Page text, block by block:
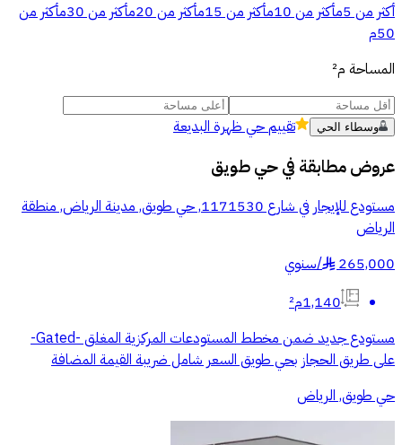
أكثر من 5م
أكثر من 10م أكثر من 15م أكثر من 20م أكثر من 30م
أكثر من
50م
المساحة م²
وسطاء الحي تقييمحي ظهرة البديعة
عروض مطابقة فيحي طويق
مستودع للإيجار في شارع 1171530, حي طويق, مدينة الرياض, منطقة
الرياض
265,000
§
/سنوي
1,140م²
مستودع جديد ضمن مخطط المستودعات المركزية المغلق -Gated-
على طريق الحجاز بحي طويق السعر شامل ضريبة القيمة المضافة
حي طويق, الرياض